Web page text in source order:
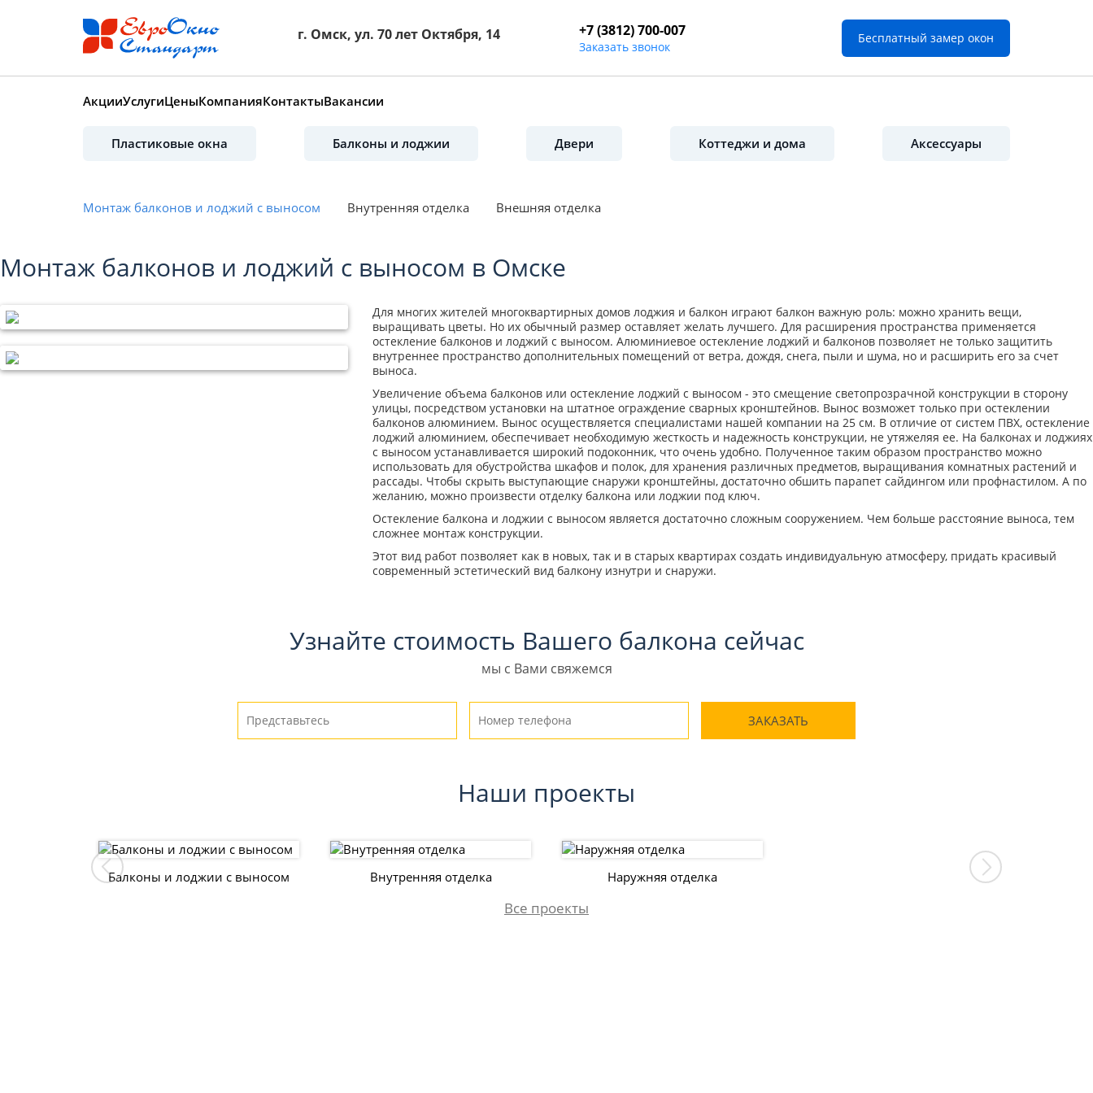
г. Омск, ул. 70 лет Октября, 14 +7 (3812) 700-007
Заказать звонок
Бесплатный замер окон
АкцииУслугиЦеныКомпанияКонтактыВакансии
Пластиковые окна Балконы и лоджии Двери Коттеджи и дома Аксессуары
Монтаж балконов и лоджий с выносом Внутренняя отделка Внешняя отделка
Монтаж балконов и лоджий с выносом в Омске
Для многих жителей многоквартирных домов лоджия и балкон играют балкон важную роль: можно хранить вещи,
выращивать цветы. Но их обычный размер оставляет желать лучшего. Для расширения пространства применяется
остекление балконов и лоджий с выносом. Алюминиевое остекление лоджий и балконов позволяет не только защитить
внутреннее пространство дополнительных помещений от ветра, дождя, снега, пыли и шума, но и расширить его за счет
выноса.
Увеличение объема балконов или остекление лоджий с выносом - это смещение светопрозрачной конструкции в сторону
улицы, посредством установки на штатное ограждение сварных кронштейнов. Вынос возможет только при остеклении
балконов алюминием. Вынос осуществляется специалистами нашей компании на 25 см. В отличие от систем ПВХ, остекление
лоджий алюминием, обеспечивает необходимую жесткость и надежность конструкции, не утяжеляя ее. На балконах и лоджиях
с выносом устанавливается широкий подоконник, что очень удобно. Полученное таким образом пространство можно
использовать для обустройства шкафов и полок, для хранения различных предметов, выращивания комнатных растений и
рассады. Чтобы скрыть выступающие снаружи кронштейны, достаточно обшить парапет сайдингом или профнастилом. А по
желанию, можно произвести отделку балкона или лоджии под ключ.
Остекление балкона и лоджии с выносом является достаточно сложным сооружением. Чем больше расстояние выноса, тем
сложнее монтаж конструкции.
Этот вид работ позволяет как в новых, так и в старых квартирах создать индивидуальную атмосферу, придать красивый
современный эстетический вид балкону изнутри и снаружи.
Узнайте стоимость Вашего балкона сейчас
мы с Вами свяжемся
Наши проекты
Балконы и лоджии с выносом Внутренняя отделка Наружняя отделка
Все проекты